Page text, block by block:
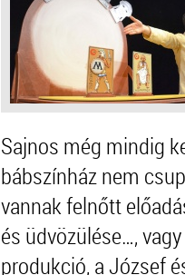
Sajnos még mindig
bábszínház nem
vannak felnőtt
és üdvözülése…,
produkció, a József